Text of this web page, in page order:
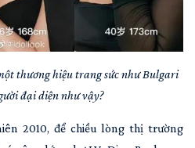
thương hiệu trang sức như Bulgari
đại diện như vậy?
2010, để chiều lòng thị trường